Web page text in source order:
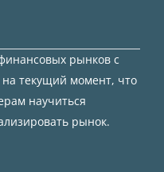
рынков с
текущий момент, что
научиться
рынок.